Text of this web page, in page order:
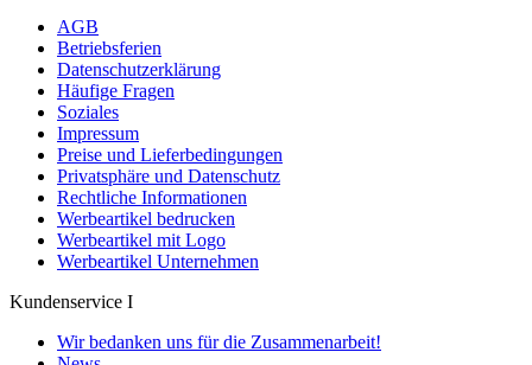
AGB
Betriebsferien
Datenschutzerklärung
Häufige Fragen
Soziales
Impressum
Preise und Lieferbedingungen
Privatsphäre und Datenschutz
Rechtliche Informationen
Werbeartikel bedrucken
Werbeartikel mit Logo
Werbeartikel Unternehmen
Kundenservice I
Wir bedanken uns für die Zusammenarbeit!